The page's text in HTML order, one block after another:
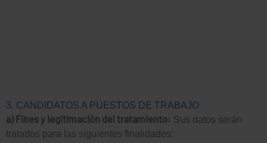
3. CANDIDATOS A PUESTOS DE TRABAJO
a) Fines y legitimación del tratamiento: Sus datos serán
tratados para las siguientes finalidades: